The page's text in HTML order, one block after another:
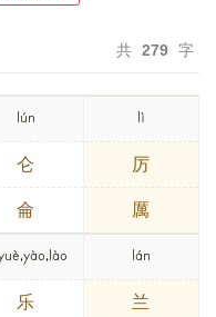
共 279 字
lún
仑
侖
lì
厉
厲
乐
lán
兰